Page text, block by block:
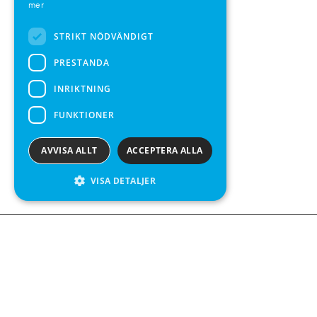
mer
STRIKT NÖDVÄNDIGT
PRESTANDA
INRIKTNING
FUNKTIONER
ACCEPTERA ALLA
AVVISA ALLT
VISA DETALJER